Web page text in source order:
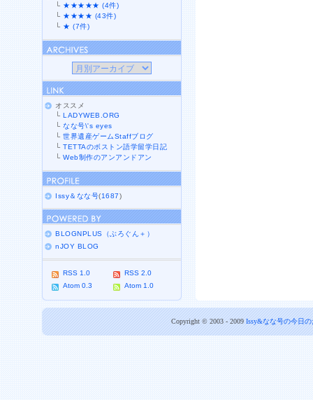
└ ★★★★★ (4件)
└ ★★★★ (43件)
└ ★ (7件)
オススメ
└LADYWEB.ORG
└なな号\'s eyes
└世界遺産ゲームStaffブログ
└TETTAのボストン語学留学日記
└Web制作のアンアンドアン
Issy＆なな号(1687)
BLOGNPLUS（ぶろぐん＋）
nJOY BLOG
RSS 1.0
RSS 2.0
Atom 0.3
Atom 1.0
Copyright © 2003 - 2009 Issy&なな号の今日